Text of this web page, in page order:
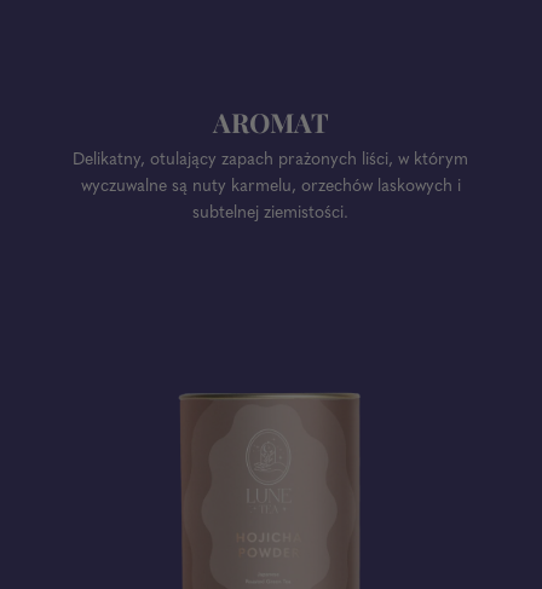
AROMAT
Delikatny, otulający zapach prażonych liści, w którym
wyczuwalne są nuty karmelu, orzechów laskowych i
subtelnej ziemistości.